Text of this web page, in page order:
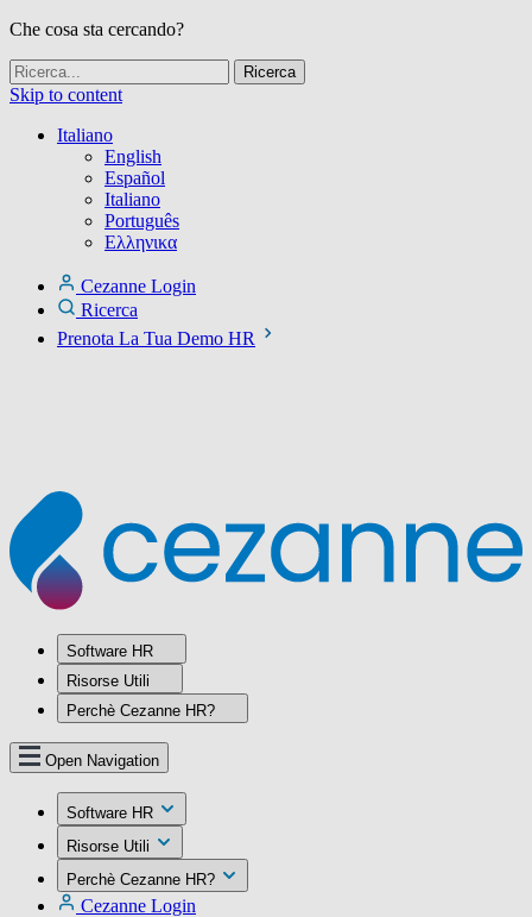
Che cosa sta cercando?
Skip to content
Italiano
English
Español
Italiano
Português
Ελληνικα
Cezanne Login
Ricerca
Prenota La Tua Demo HR
Software HR
Risorse Utili
Perchè Cezanne HR?
Open Navigation
Software HR
Risorse Utili
Perchè Cezanne HR?
Cezanne Login